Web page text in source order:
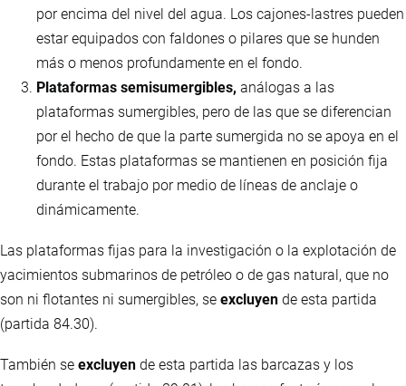
por encima del nivel del agua. Los cajones-lastres pueden
estar equipados con faldones o pilares que se hunden
más o menos profundamente en el fondo.
Plataformas semisumergibles, análogas a las
plataformas sumergibles, pero de las que se diferencian
por el hecho de que la parte sumergida no se apoya en el
fondo. Estas plataformas se mantienen en posición fija
durante el trabajo por medio de líneas de anclaje o
dinámicamente.
Las plataformas fijas para la investigación o la explotación de
yacimientos submarinos de petróleo o de gas natural, que no
son ni flotantes ni sumergibles, se excluyen de esta partida
(partida 84.30).
También se excluyen de esta partida las barcazas y los